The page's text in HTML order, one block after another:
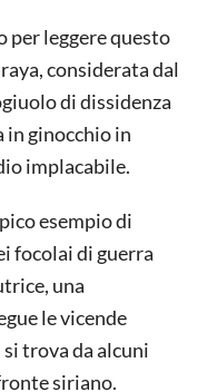
per leggere questo
considerata dal
di dissidenza
in ginocchio in
implacabile.
esempio di
focolai di guerra
una
le vicende
trova da alcuni
siriano.